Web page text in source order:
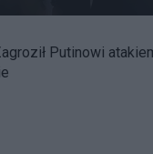
Putinowi